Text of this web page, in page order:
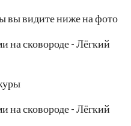
вы видите ниже на фото